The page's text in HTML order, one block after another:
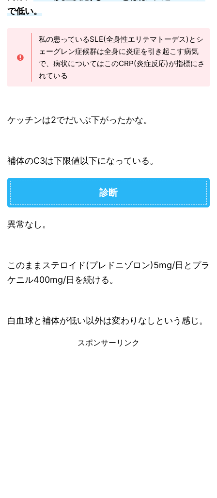
で低い。
私の患っているSLE(全身性エリテマトーデス)とシ
ェーグレン症候群は全身に炎症を引き起こす病気
で、病状についてはこのCRP(炎症反応)が指標にさ
れている
ケッチンは2でだいぶ下がったかな。
補体のC3は下限値以下になっている。
診断
異常なし。
このままステロイド(プレドニゾロン)5mg/日とプラ
ケニル400mg/日を続ける。
白血球と補体が低い以外は変わりなしという感じ。
スポンサーリンク